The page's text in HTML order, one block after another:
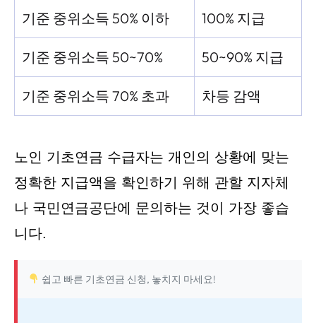
기준 중위소득 50% 이하 100% 지급
기준 중위소득 50~70% 50~90% 지급
기준 중위소득 70% 초과 차등 감액
노인 기초연금 수급자는 개인의 상황에 맞는
정확한 지급액을 확인하기 위해 관할 지자체
나 국민연금공단에 문의하는 것이 가장 좋습
니다.
쉽고 빠른 기초연금 신청, 놓치지 마세요!